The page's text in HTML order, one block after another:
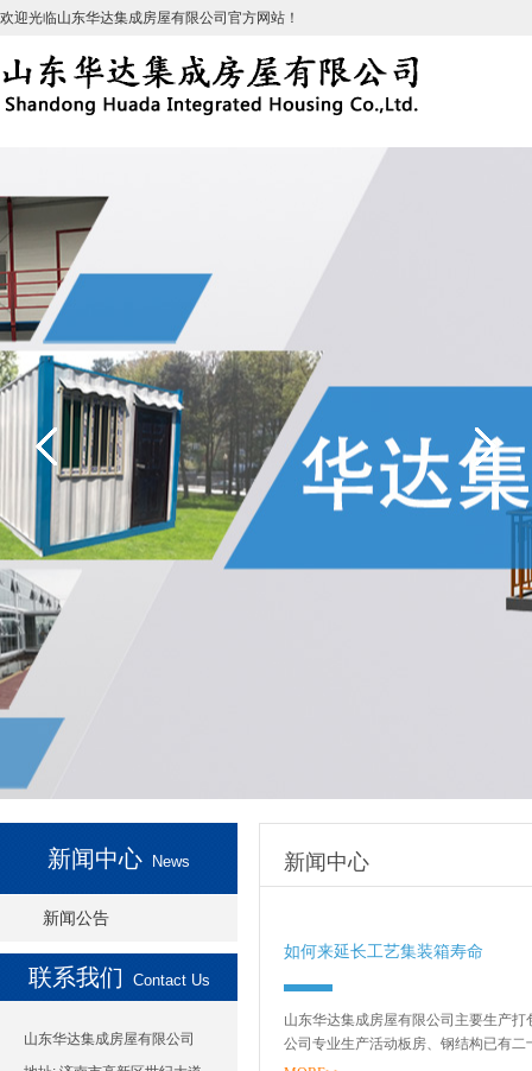
欢迎光临山东华达集成房屋有限公司官方网站！
新闻中心 News
新闻公告
联系我们 Contact Us
山东华达集成房屋有限公司
新闻中心
如何来延长工艺集装箱寿命
山东华达集成房屋有限公司主要生产
公司专业生产活动板房、钢结构已有
销售网络、售后服务等方面打下了坚实